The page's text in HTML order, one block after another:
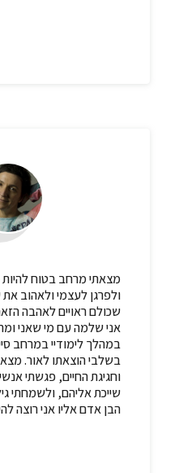
מצאתי מרחב בטוח
ולפרגן לעצמי ולאהוב
שכולם ראויים לאהבה
אני שלמה עם מי שאני
במהלך לימודיי במרחב
בשלבי הוצאתו לאור.
וחגיגת החיים, פגשתי
שייכת אליהם, ולשמחתי
הבן אדם אליו אני רוצה